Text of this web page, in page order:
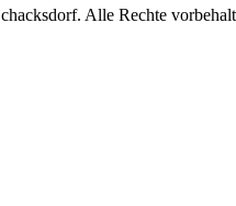
Alle Rechte